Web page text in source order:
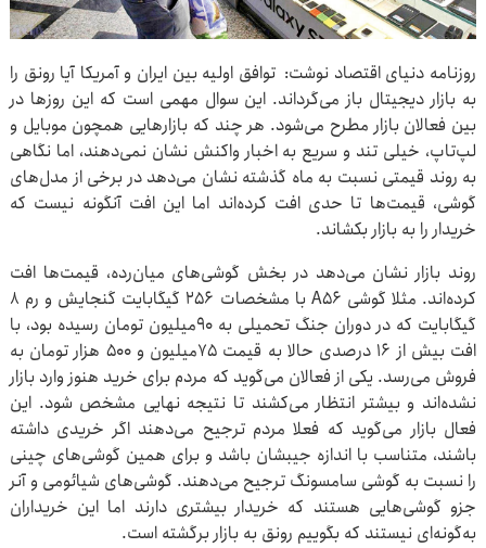
روزنامه دنیای اقتصاد نوشت: توافق اولیه بین ایران و آمریکا آیا رونق را
به بازار دیجیتال باز می‌گرداند. این سوال مهمی است که این روزها در
بین فعالان بازار مطرح می‌شود. هر چند که بازارهایی همچون موبایل و
لپ‌تاپ، خیلی تند و سریع به اخبار واکنش نشان نمی‌دهند، اما نگاهی
به روند قیمتی نسبت به ماه گذشته نشان می‌دهد در برخی از مدل‌های
گوشی، قیمت‌ها تا حدی افت کرده‌اند اما این افت آنگونه نیست که
خریدار را به بازار بکشاند.
روند بازار نشان می‌دهد در بخش گوشی‌های میان‌رده، قیمت‌ها افت
کرده‌اند. مثلا گوشی A۵۶ با مشخصات ۲۵۶ گیگابایت گنجایش و رم ۸
گیگابایت که در دوران جنگ تحمیلی به ۹۰‌میلیون تومان رسیده بود، با
افت بیش از ۱۶ درصدی حالا به قیمت ۷۵‌میلیون و ۵۰۰ هزار تومان به
فروش می‌رسد. یکی از فعالان می‌گوید که مردم برای خرید هنوز وارد بازار
نشده‌اند و بیشتر انتظار می‌کشند تا نتیجه نهایی مشخص شود. این
فعال بازار می‌گوید که فعلا مردم ترجیح می‌دهند اگر خریدی داشته
باشند، متناسب با اندازه جیبشان باشد و برای همین گوشی‌های چینی
را نسبت به گوشی سامسونگ ترجیح می‌دهند. گوشی‌های شیائومی و آنر
جزو گوشی‌هایی هستند که خریدار بیشتری دارند اما این خریداران
به‌گونه‌ای نیستند که بگوییم رونق به بازار برگشته است.